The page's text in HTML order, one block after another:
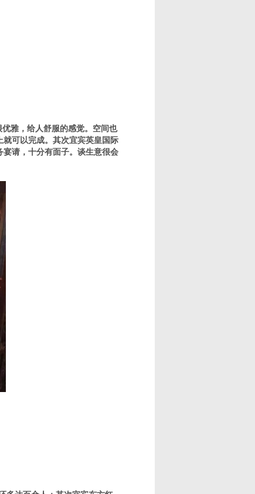
雅，给人舒服的感觉。空间也
可以完成。其次宜宾英皇国际
请，十分有面子。谈生意很会